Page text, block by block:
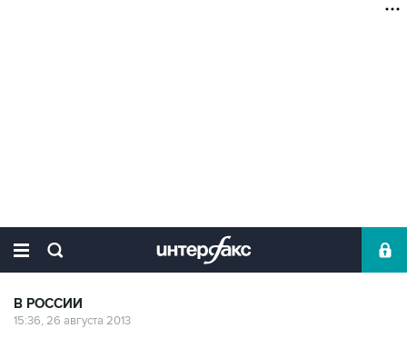
В РОССИИ
15:36, 26 августа 2013